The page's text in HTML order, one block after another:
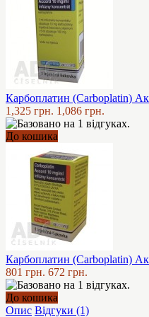
Карбоплатин (Carboplatin)
1,325 грн. 1,086 грн.
До кошика
Карбоплатин (Carboplatin)
801 грн. 672 грн.
До кошика
Опис Відгуки (1)